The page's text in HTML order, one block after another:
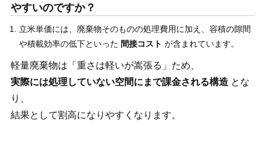
やすいのですか？
立米単価には、廃棄物そのものの処理費用に加え、容積の隙間
や積載効率の低下といった 間接コスト が含まれています。
軽量廃棄物は「重さは軽いが嵩張る」ため、
実際には処理していない空間にまで課金される構造とな
り、
結果として割高になりやすくなります。